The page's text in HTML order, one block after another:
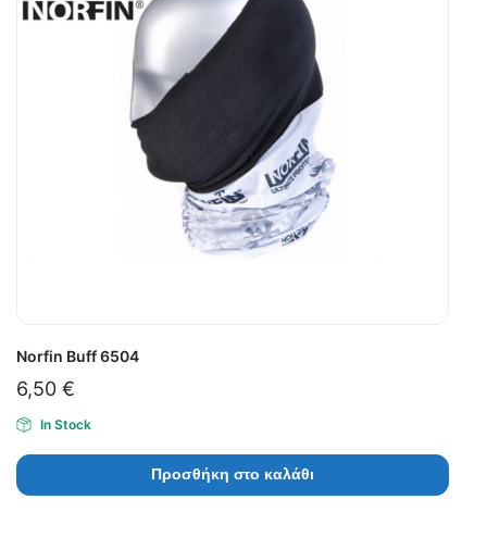
Norfin Buff 6504
6,50 €
In Stock
Προσθήκη στο καλάθι